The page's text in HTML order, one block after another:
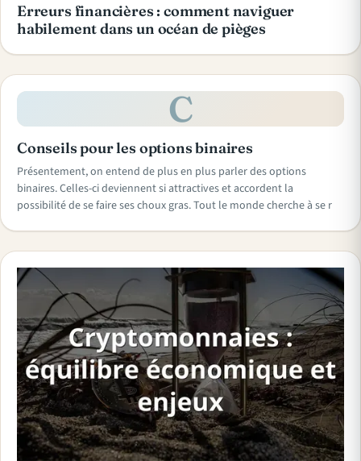
Erreurs financières : comment naviguer
habilement dans un océan de pièges
C
Conseils pour les options binaires
Présentement, on entend de plus en plus parler des options
binaires. Celles-ci deviennent si attractives et accordent la
possibilité de se faire ses choux gras. Tout le monde cherche à se r